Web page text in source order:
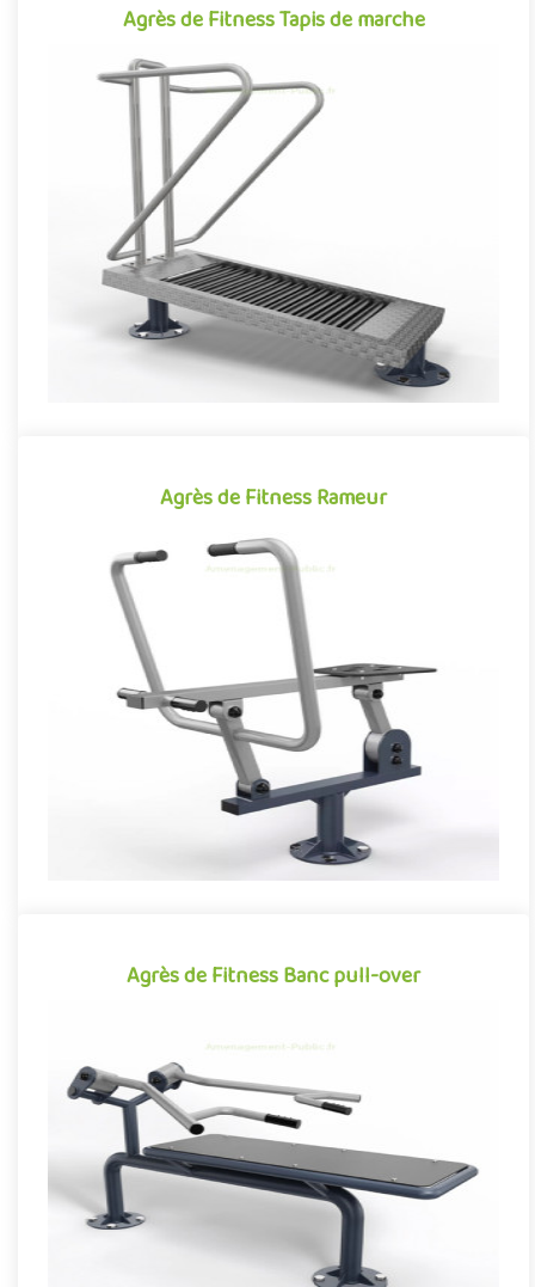
Agrès de Fitness Tapis de marche
Agrès de Fitness Tapis de marche
Agrès de fitness de plein air conjuguant activités sportives et
expériences ludiques, le Tapis roulant de marche se démarque ..
Offre partenaire
Agrès de Fitness Rameur
Agrès de Fitness Rameur
Appareil de fitness pour aménagements extérieurs accessible à
partir de 14 ans, le Rameur permet à ses utilisateurs de travai..
Offre partenaire
Agrès de Fitness Banc pull-over
Agrès de Fitness Banc pull-over
Appareil de fitness pour aménagements extérieurs accessible à
partir de 14 ans, le Banc de musculation Pull-over permet à ses..
Offre partenaire